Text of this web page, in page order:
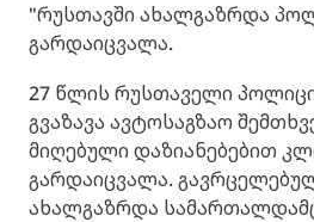
"რუსთავში ახალგაზრდა
გარდაიცვალა.
27 წლის რუსთაველი
გვაზავა ავტოსაგზაო
მიღებული დაზიანებებით
გარდაიცვალა.
ახალგაზრდა